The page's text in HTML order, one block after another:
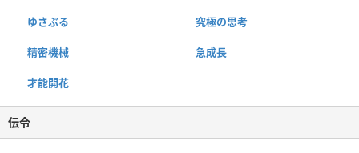
ゆさぶる 究極の思考
精密機械 急成長
才能開花
伝令